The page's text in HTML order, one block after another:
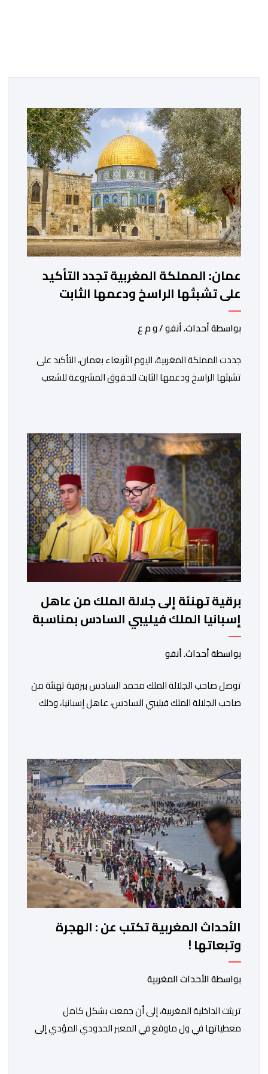
عمان: المملكة المغربية تجدد التأكيد
على تشبثها الراسخ ودعمها الثابت
للحقوق المشروعة للشعب الفلسطيني
الشقيق
بواسطة أحداث. أنفو / و م ع
جددت المملكة المغربية، اليوم الأربعاء بعمان، التأكيد على
تشبثها الراسخ ودعمها الثابت للحقوق المشروعة للشعب
الشريف، واقتناعها بفضائل الحوار والتفاوض كسبيل وحيد
لحل الصراع الفلسطيني- الإسرائيلي، بعيدا عن أعمال العنف
والتطرف والتصرفات أحادية الجانب، وكذا انخراطها التام في
كل […]
برقية تهنئة إلى جلالة الملك من عاهل
إسبانيا الملك فيليبي السادس بمناسبة
عيد العرش المجيد
بواسطة أحداث. أنفو
توصل صاحب الجلالة الملك محمد السادس ببرقية تهنئة من
صاحب الجلالة الملك فيليبي السادس، عاهل إسبانيا، وذلك
باسمه الخاص وباسم الحكومة والشعب الإسبانيين، عن أحر
تهانيه وأطيب تمنياته بالسعادة والصحة لشقيقه جلالة
الملك، وبالمزيد من الازدهار والرفاه للشعب المغربي. […]
الأحداث المغربية تكتب عن : الهجرة
وتبعاتها !
بواسطة الأحداث المغربية
تريثت الداخلية المغربية، إلى أن جمعت بشكل كامل
معطياتها في ول ماوقع في المعبر الحدودي المؤدي إلى